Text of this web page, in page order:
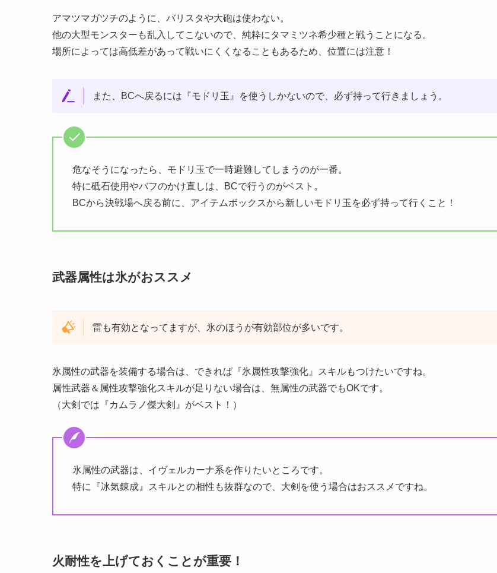
アマツマガツチのように、バリスタや大砲は使わない。
他の大型モンスターも乱入してこないので、純粋にタマミツネ希少種と戦うことになる。
場所によっては高低差があって戦いにくくなることもあるため、位置には注意！
また、BCへ戻るには『モドリ玉』を使うしかないので、必ず持って行きましょう。
危なそうになったら、モドリ玉で一時避難してしまうのが一番。
特に砥石使用やバフのかけ直しは、BCで行うのがベスト。
BCから決戦場へ戻る前に、アイテムボックスから新しいモドリ玉を必ず持って行くこと！
武器属性は氷がおススメ
雷も有効となってますが、氷のほうが有効部位が多いです。
氷属性の武器を装備する場合は、できれば『氷属性攻撃強化』スキルもつけたいですね。
属性武器＆属性攻撃強化スキルが足りない場合は、無属性の武器でもOKです。
（大剣では『カムラノ傑大剣』がベスト！）
氷属性の武器は、イヴェルカーナ系を作りたいところです。
特に『冰気錬成』スキルとの相性も抜群なので、大剣を使う場合はおススメですね。
火耐性を上げておくことが重要！